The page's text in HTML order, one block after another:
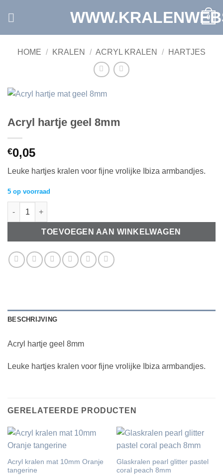
0
HOME / KRALEN / ACRYL KRALEN / HARTJES
Acryl hartje geel 8mm
€0,05
Leuke hartjes kralen voor fijne vrolijke Ibiza armbandjes.
5 op voorraad
Acryl hartje geel 8mm aantal
TOEVOEGEN AAN WINKELWAGEN
BESCHRIJVING
Acryl hartje geel 8mm
Leuke hartjes kralen voor fijne vrolijke Ibiza armbandjes.
GERELATEERDE PRODUCTEN
Acryl kralen mat 10mm Oranje
tangerine
Glaskralen pearl glitter pastel
coral peach 8mm